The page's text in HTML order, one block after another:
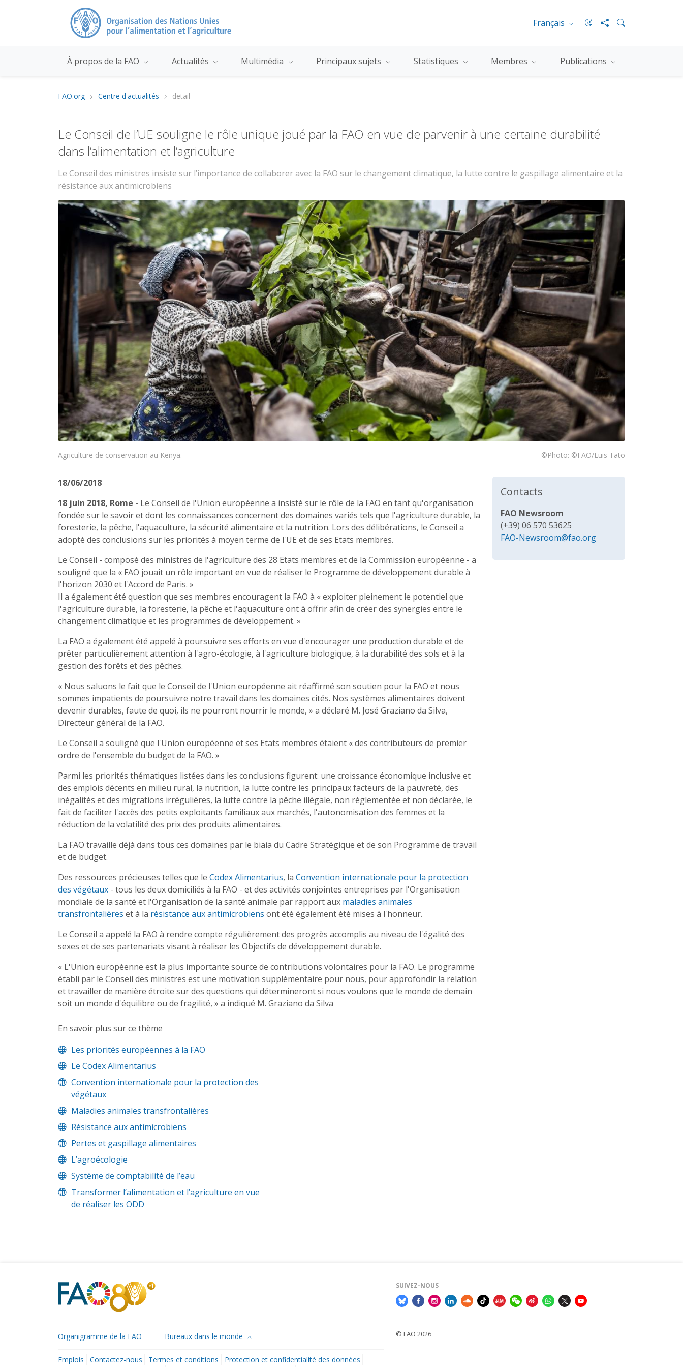
Français
À propos de la FAO Actualités Multimédia Principaux sujets Statistiques Membres Publications
FAO.org Centre d'actualités detail
Le Conseil de l’UE souligne le rôle unique joué par la FAO en vue de parvenir à une certaine durabilité
dans l’alimentation et l’agriculture
Le Conseil des ministres insiste sur l’importance de collaborer avec la FAO sur le changement climatique, la lutte contre le gaspillage alimentaire et la
résistance aux antimicrobiens
Agriculture de conservation au Kenya. ©Photo: ©FAO/Luis Tato
18/06/2018
18 juin 2018, Rome - Le Conseil de l'Union européenne a insisté sur le rôle de la FAO en tant qu'organisation
fondée sur le savoir et dont les connaissances concernent des domaines variés tels que l'agriculture durable, la
foresterie, la pêche, l'aquaculture, la sécurité alimentaire et la nutrition. Lors des délibérations, le Conseil a
adopté des conclusions sur les priorités à moyen terme de l'UE et de ses Etats membres.
Le Conseil - composé des ministres de l'agriculture des 28 Etats membres et de la Commission européenne - a
souligné que la « FAO jouait un rôle important en vue de réaliser le Programme de développement durable à
l'horizon 2030 et l'Accord de Paris. »
Il a également été question que ses membres encouragent la FAO à « exploiter pleinement le potentiel que
l'agriculture durable, la foresterie, la pêche et l'aquaculture ont à offrir afin de créer des synergies entre le
changement climatique et les programmes de développement. »
La FAO a également été appelé à poursuivre ses efforts en vue d'encourager une production durable et de
prêter particulièrement attention à l'agro-écologie, à l'agriculture biologique, à la durabilité des sols et à la
gestion des forêts et des pêches.
« Nous saluons le fait que le Conseil de l'Union européenne ait réaffirmé son soutien pour la FAO et nous
sommes impatients de poursuivre notre travail dans les domaines cités. Nos systèmes alimentaires doivent
devenir durables, faute de quoi, ils ne pourront nourrir le monde, » a déclaré M. José Graziano da Silva,
Directeur général de la FAO.
Le Conseil a souligné que l'Union européenne et ses Etats membres étaient « des contributeurs de premier
ordre de l'ensemble du budget de la FAO. »
Parmi les priorités thématiques listées dans les conclusions figurent: une croissance économique inclusive et
des emplois décents en milieu rural, la nutrition, la lutte contre les principaux facteurs de la pauvreté, des
inégalités et des migrations irrégulières, la lutte contre la pêche illégale, non réglementée et non déclarée, le
fait de faciliter l'accès des petits exploitants familiaux aux marchés, l'autonomisation des femmes et la
réduction de la volatilité des prix des produits alimentaires.
La FAO travaille déjà dans tous ces domaines par le biaia du Cadre Stratégique et de son Programme de travail
et de budget.
Des ressources précieuses telles que le Codex Alimentarius, la Convention internationale pour la protection
des végétaux - tous les deux domiciliés à la FAO - et des activités conjointes entreprises par l'Organisation
mondiale de la santé et l'Organisation de la santé animale par rapport aux maladies animales
transfrontalières et à la résistance aux antimicrobiens ont été également été mises à l'honneur.
Le Conseil a appelé la FAO à rendre compte régulièrement des progrès accomplis au niveau de l'égalité des
sexes et de ses partenariats visant à réaliser les Objectifs de développement durable.
« L'Union européenne est la plus importante source de contributions volontaires pour la FAO. Le programme
établi par le Conseil des ministres est une motivation supplémentaire pour nous, pour approfondir la relation
et travailler de manière étroite sur des questions qui détermineront si nous voulons que le monde de demain
soit un monde d'équilibre ou de fragilité, » a indiqué M. Graziano da Silva
En savoir plus sur ce thème
Les priorités européennes à la FAO
Le Codex Alimentarius
Convention internationale pour la protection des
végétaux
Maladies animales transfrontalières
Résistance aux antimicrobiens
Pertes et gaspillage alimentaires
L’agroécologie
Système de comptabilité de l’eau
Transformer l’alimentation et l’agriculture en vue
de réaliser les ODD
Contacts
FAO Newsroom
(+39) 06 570 53625
FAO-Newsroom@fao.org
SUIVEZ-NOUS
Organigramme de la FAO Bureaux dans le monde
Emplois Contactez-nous Termes et conditions
Protection et confidentialité des données
© FAO 2026